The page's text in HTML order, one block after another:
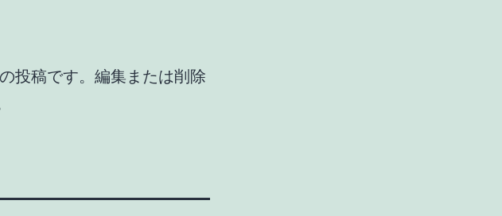
投稿です。編集または削除